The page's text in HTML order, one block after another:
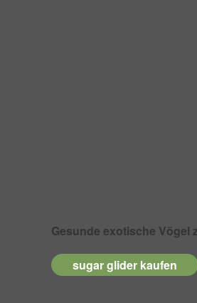
Gesunde exotische Vögel
sugar glider kaufen